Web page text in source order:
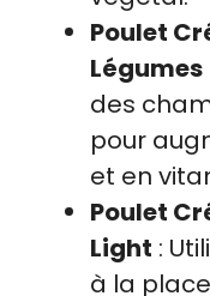
Poulet
Légumes
des
pour
et en
Poulet
Light :
à la